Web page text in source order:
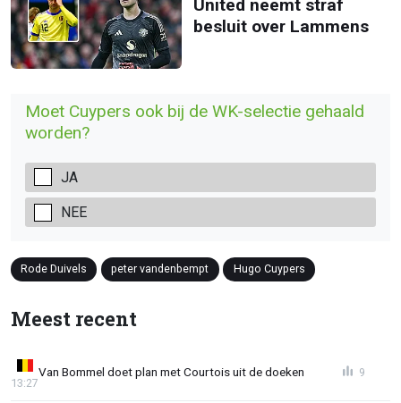
United neemt straf
besluit over Lammens
Moet Cuypers ook bij de WK-selectie gehaald
worden?
JA
NEE
Rode Duivels peter vandenbempt Hugo Cuypers
Meest recent
Van Bommel doet plan met Courtois uit de doeken
13:27
9